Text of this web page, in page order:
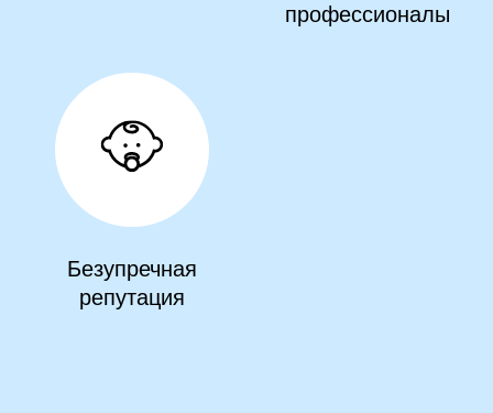
профессионалы
Безупречная
репутация